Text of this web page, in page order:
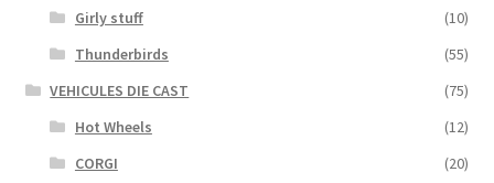
Girly stuff
(10)
Thunderbirds
(55)
VEHICULES DIE CAST
(75)
Hot Wheels
(12)
CORGI
(20)